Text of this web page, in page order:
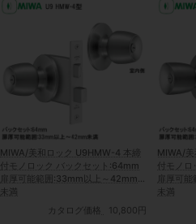
MIWA/美和ロック U9HMW-4 本締
付モノロック バックセット:64mm
扉厚可能範囲:33mm以上～42mm
未満
カタログ価格
10,800円
MIWA/
付モノ
扉厚可
未満